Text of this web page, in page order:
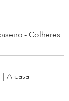
- Colheres
A casa